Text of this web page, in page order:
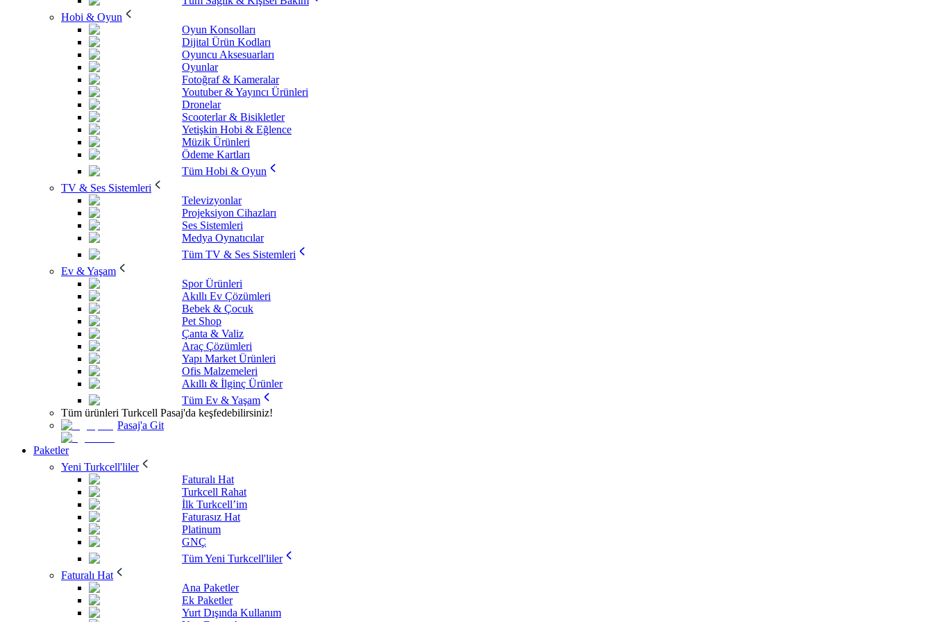
Hobi & Oyun
Oyun Konsolları
Dijital Ürün Kodları
Oyuncu Aksesuarları
Oyunlar
Fotoğraf & Kameralar
Youtuber & Yayıncı Ürünleri
Dronelar
Scooterlar & Bisikletler
Yetişkin Hobi & Eğlence
Müzik Ürünleri
Ödeme Kartları
Tüm Hobi & Oyun
TV & Ses Sistemleri
Televizyonlar
Projeksiyon Cihazları
Ses Sistemleri
Medya Oynatıcılar
Tüm TV & Ses Sistemleri
Ev & Yaşam
Spor Ürünleri
Akıllı Ev Çözümleri
Bebek & Çocuk
Pet Shop
Çanta & Valiz
Araç Çözümleri
Yapı Market Ürünleri
Ofis Malzemeleri
Akıllı & İlginç Ürünler
Tüm Ev & Yaşam
Tüm ürünleri Turkcell Pasaj'da keşfedebilirsiniz!
Pasaj'a Git
Paketler
Yeni Turkcell'liler
Faturalı Hat
Turkcell Rahat
İlk Turkcell’im
Faturasız Hat
Platinum
GNÇ
Tüm Yeni Turkcell'liler
Faturalı Hat
Ana Paketler
Ek Paketler
Yurt Dışında Kullanım